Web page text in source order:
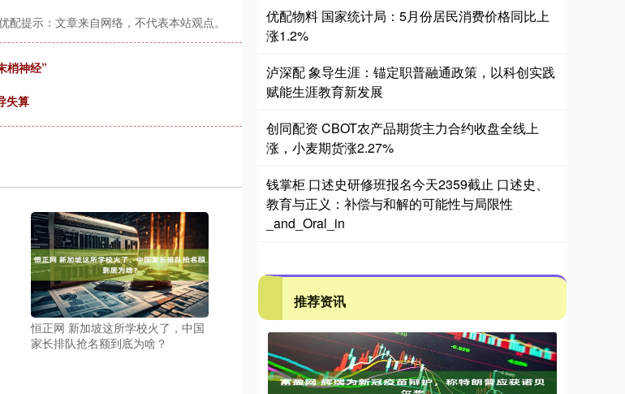
配提示：文章来自网络，不代表本站观点。
梢神经”
失算
恒正网 新加坡这所学校火了，中国
家长排队抢名额到底为啥？
优配物料 国家统计局：5月份居民消费价格同比上
涨1.2%
泸深配 象导生涯：锚定职普融通政策，以科创实践
赋能生涯教育新发展
创同配资 CBOT农产品期货主力合约收盘全线上
涨，小麦期货涨2.27%
钱掌柜 口述史研修班报名今天2359截止 口述史、
教育与正义：补偿与和解的可能性与局限性
_and_Oral_in
推荐资讯